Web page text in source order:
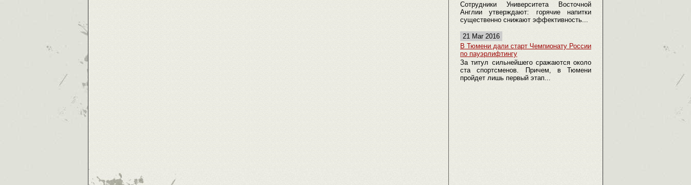
Сотрудники Университета Восточной
Англии утверждают: горячие напитки
существенно снижают эффективность...
21 Mar 2016
В Тюмени дали старт Чемпионату России
по пауэрлифтингу
За титул сильнейшего сражаются около
ста спортсменов. Причем, в Тюмени
пройдет лишь первый этап...